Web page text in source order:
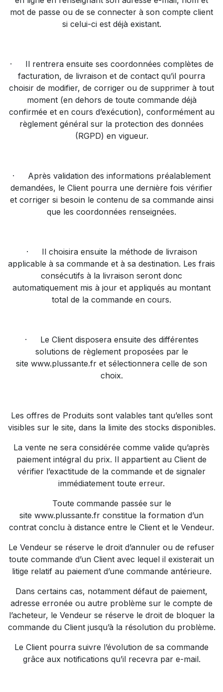
mot de passe ou de se connecter à son compte client
si celui-ci est déjà existant.
·
Il rentrera ensuite ses coordonnées complètes de
facturation, de livraison et de contact qu’il pourra
choisir de modifier, de corriger ou de supprimer à tout
moment (en dehors de toute commande déjà
confirmée et en cours d’exécution), conformément au
règlement général sur la protection des données
(RGPD) en vigueur.
·
Après validation des informations préalablement
demandées, le Client pourra une dernière fois vérifier
et corriger si besoin le contenu de sa commande ainsi
que les coordonnées renseignées.
·
Il choisira ensuite la méthode de livraison
applicable à sa commande et à sa destination. Les frais
consécutifs à la livraison seront donc
automatiquement mis à jour et appliqués au montant
total de la commande en cours.
·
Le Client disposera ensuite des différentes
solutions de règlement proposées par le
site www.plussante.fr et sélectionnera celle de son
choix.
Les offres de Produits sont valables tant qu’elles sont
visibles sur le site, dans la limite des stocks disponibles.
La vente ne sera considérée comme valide qu’après
paiement intégral du prix. Il appartient au Client de
vérifier l’exactitude de la commande et de signaler
immédiatement toute erreur.
Toute commande passée sur le
site www.plussante.fr constitue la formation d’un
contrat conclu à distance entre le Client et le Vendeur.
Le Vendeur se réserve le droit d’annuler ou de refuser
toute commande d’un Client avec lequel il existerait un
litige relatif au paiement d’une commande antérieure.
Dans certains cas, notamment défaut de paiement,
adresse erronée ou autre problème sur le compte de
l’acheteur, le Vendeur se réserve le droit de bloquer la
commande du Client jusqu’à la résolution du problème.
Le Client pourra suivre l’évolution de sa commande
grâce aux notifications qu’il recevra par e-mail.